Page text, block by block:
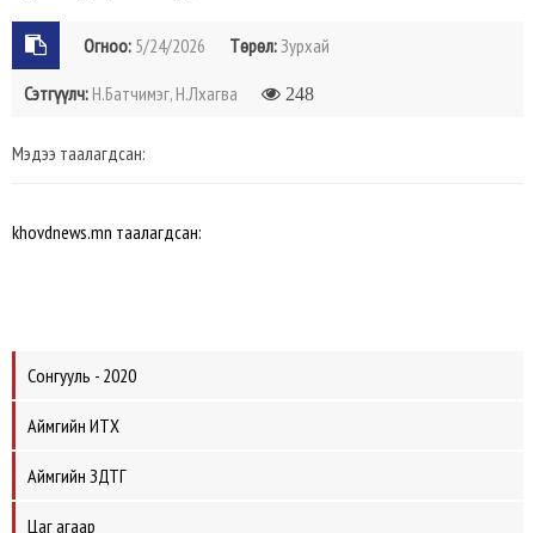
Огноо: 5/24/2026 Төрөл:Зурхай
Сэтгүүлч: Н.Батчимэг, Н.Лхагва 248
Мэдээ таалагдсан:
khovdnews.mn таалагдсан:
Сонгууль - 2020
Аймгийн ИТХ
Аймгийн ЗДТГ
Цаг агаар